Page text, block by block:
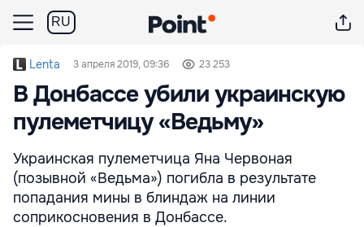
RU
Lenta 3 апреля 2019, 09:36 23 253
В Донбассе убили украинскую
пулеметчицу «Ведьму»
Украинская пулеметчица Яна Червоная
(позывной «Ведьма») погибла в результате
попадания мины в блиндаж на линии
соприкосновения в Донбассе.